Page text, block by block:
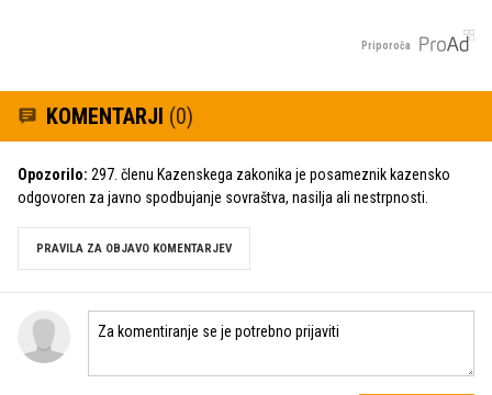
Priporoča
KOMENTARJI (0)
Opozorilo: 297. členu Kazenskega zakonika je posameznik kazensko
odgovoren za javno spodbujanje sovraštva, nasilja ali nestrpnosti.
PRAVILA ZA OBJAVO KOMENTARJEV